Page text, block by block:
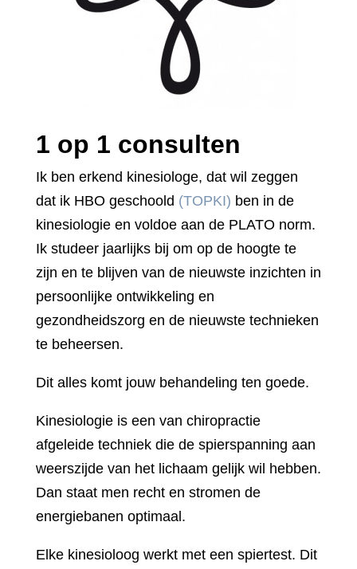
1 op 1 consulten
Ik ben erkend kinesiologe, dat wil zeggen
dat ik HBO geschoold (TOPKI) ben in de
kinesiologie en voldoe aan de PLATO norm.
Ik studeer jaarlijks bij om op de hoogte te
zijn en te blijven van de nieuwste inzichten in
persoonlijke ontwikkeling en
gezondheidszorg en de nieuwste technieken
te beheersen.
Dit alles komt jouw behandeling ten goede.
Kinesiologie is een van chiropractie
afgeleide techniek die de spierspanning aan
weerszijde van het lichaam gelijk wil hebben.
Dan staat men recht en stromen de
energiebanen optimaal.
Elke kinesioloog werkt met een spiertest. Dit